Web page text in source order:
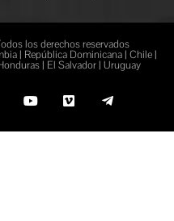
los derechos reservados
| República Dominicana | Chile |
| El Salvador | Uruguay